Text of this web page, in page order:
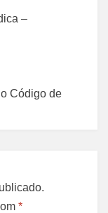
–
Código de
*